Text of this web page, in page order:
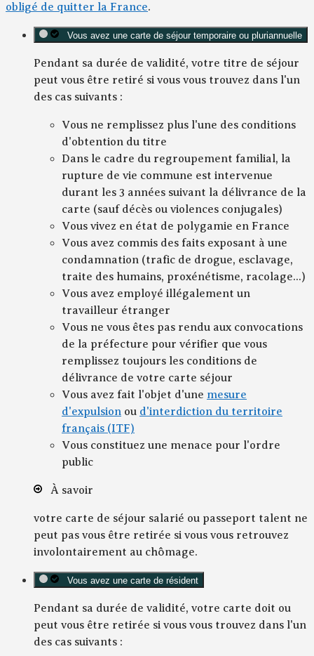
obligé de quitter la France.
Vous avez une carte de séjour temporaire ou pluriannuelle
Pendant sa durée de validité, votre titre de séjour
peut vous être retiré si vous vous trouvez dans l'un
des cas suivants :
Vous ne remplissez plus l'une des conditions
d'obtention du titre
Dans le cadre du regroupement familial, la
rupture de vie commune est intervenue
durant les 3 années suivant la délivrance de la
carte (sauf décès ou violences conjugales)
Vous vivez en état de polygamie en France
Vous avez commis des faits exposant à une
condamnation (trafic de drogue, esclavage,
traite des humains, proxénétisme, racolage...)
Vous avez employé illégalement un
travailleur étranger
Vous ne vous êtes pas rendu aux convocations
de la préfecture pour vérifier que vous
remplissez toujours les conditions de
délivrance de votre carte séjour
Vous avez fait l'objet d'une mesure
d'expulsion ou d'interdiction du territoire
français (ITF)
Vous constituez une menace pour l'ordre
public
À savoir
votre carte de séjour salarié ou passeport talent ne
peut pas vous être retirée si vous vous retrouvez
involontairement au chômage.
Vous avez une carte de résident
Pendant sa durée de validité, votre carte doit ou
peut vous être retirée si vous vous trouvez dans l'un
des cas suivants :